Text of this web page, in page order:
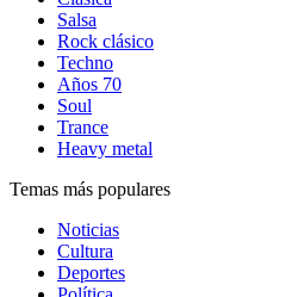
Salsa
Rock clásico
Techno
Años 70
Soul
Trance
Heavy metal
Temas más populares
Noticias
Cultura
Deportes